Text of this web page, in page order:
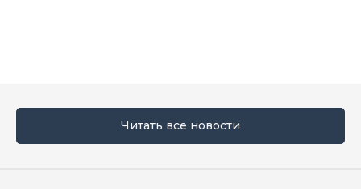
Читать все новости